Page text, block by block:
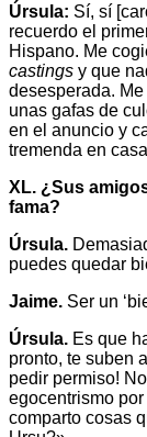
Úrsula: Sí, sí
recuerdo el
Hispano. Me
castings y que
desesperada.
unas gafas de
en el anuncio y
tremenda en
XL. ¿Sus
fama?
Úrsula.
puedes quedar
Jaime. Ser un
Úrsula. Es que
pronto, te suben
pedir permiso!
egocentrismo
comparto cosas